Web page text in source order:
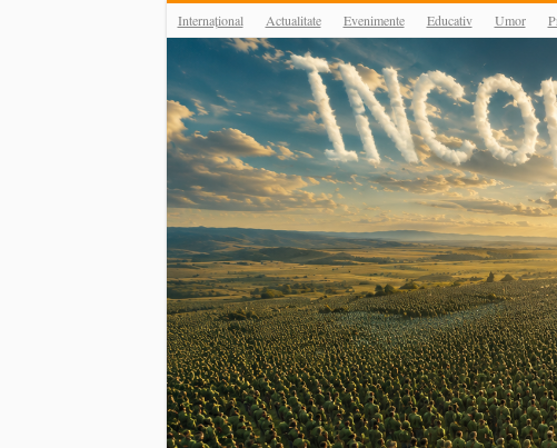
Internațional Actualitate Evenimente Educativ Umor